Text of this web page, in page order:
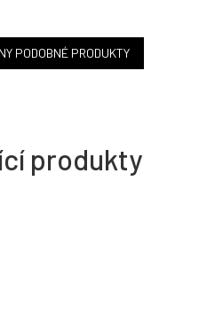
produkty
PODOBNÉ PRODUKTY